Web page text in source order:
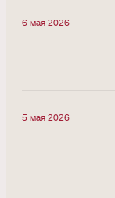
6 мая 2026
5 мая 2026